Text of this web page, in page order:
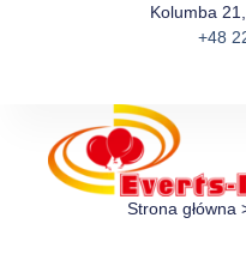
Kolumba
+48
Strona główna